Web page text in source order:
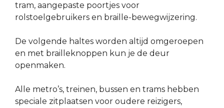
tram, aangepaste poortjes voor
rolstoelgebruikers en braille-bewegwijzering.
De volgende haltes worden altijd omgeroepen
en met brailleknoppen kun je de deur
openmaken.
Alle metro’s, treinen, bussen en trams hebben
speciale zitplaatsen voor oudere reizigers,